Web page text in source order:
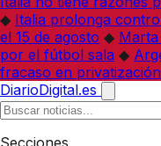
◆ Italia prolonga
el 15 de agosto ◆
por el fútbol sala ◆
fracaso en
DiarioDigital.es
Secciones